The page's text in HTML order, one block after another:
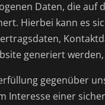
Daten, die auf
Hierbei kann es
generiert
gegenüber
Interesse einer